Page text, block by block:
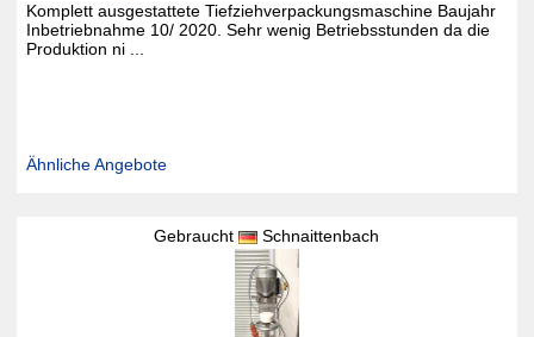
Komplett ausgestattete Tiefziehverpackungsmaschine Baujahr
Inbetriebnahme 10/ 2020. Sehr wenig Betriebsstunden da die
Produktion ni ...
Ähnliche Angebote
Gebraucht Schnaittenbach